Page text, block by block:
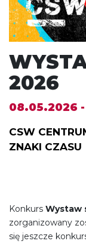
2026
08.05.2026
CSW
ZNAKI CZASU
Konkurs Wystaw
zorganizowany
się jeszcze